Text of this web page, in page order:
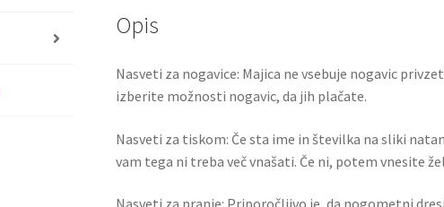
k
Opis
Nasveti za nogavice: Majica ne vsebuje nogavic
izberite možnosti nogavic, da jih plačate.
Nasveti za tiskom: Če sta ime in številka na sliki
vam tega ni treba več vnašati. Če ni, potem vnesite